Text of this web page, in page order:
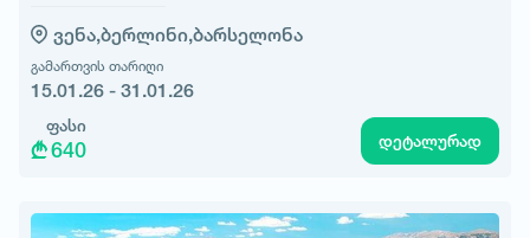
ვენა,ბერლინი,ბარსელონა
გამართვის თარიღი
15.01.26 - 31.01.26
ფასი
640 დეტალურად